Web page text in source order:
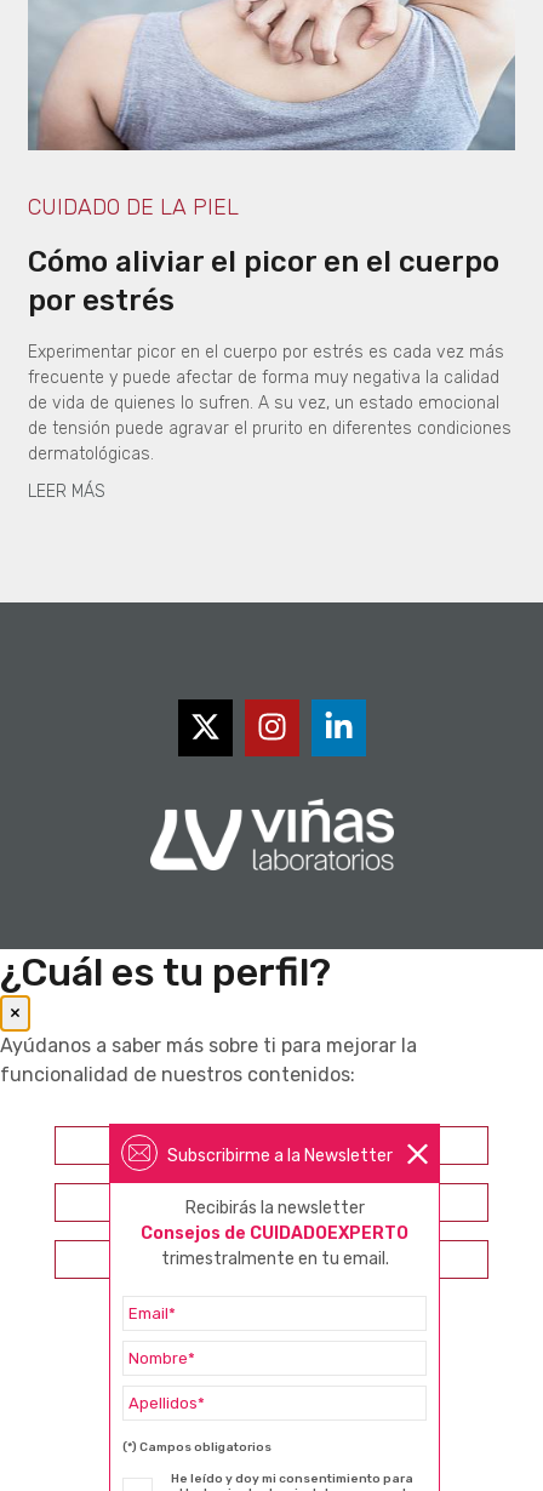
CUIDADO DE LA PIEL
Cómo aliviar el picor en el cuerpo
por estrés
Experimentar picor en el cuerpo por estrés es cada vez más
frecuente y puede afectar de forma muy negativa la calidad
de vida de quienes lo sufren. A su vez, un estado emocional
de tensión puede agravar el prurito en diferentes condiciones
dermatológicas.
LEER MÁS
Subscribirme a la Newsletter
Recibirás la newsletter
Consejos de CUIDADOEXPERTO
trimestralmente en tu email.
(*) Campos obligatorios
He leído y doy mi consentimiento para
¿Cuál es tu perfil?
×
Ayúdanos a saber más sobre ti para mejorar la
funcionalidad de nuestros contenidos:
Farmacéutico
Otros profesionales sanitarios
Consumidor